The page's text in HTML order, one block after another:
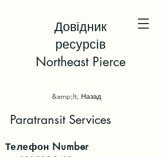
Довідник
ресурсів
Northeast Pierce
&amp;lt; Назад
Paratransit Services
Телефон Number